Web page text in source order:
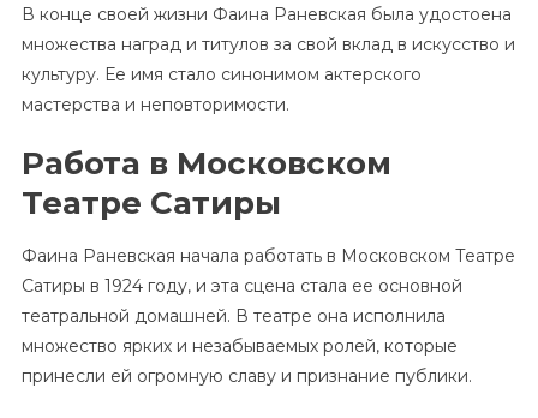
В конце своей жизни Фаина Раневская была удостоена
множества наград и титулов за свой вклад в искусство и
культуру. Ее имя стало синонимом актерского
мастерства и неповторимости.
Работа в Московском
Театре Сатиры
Фаина Раневская начала работать в Московском Театре
Сатиры в 1924 году, и эта сцена стала ее основной
театральной домашней. В театре она исполнила
множество ярких и незабываемых ролей, которые
принесли ей огромную славу и признание публики.